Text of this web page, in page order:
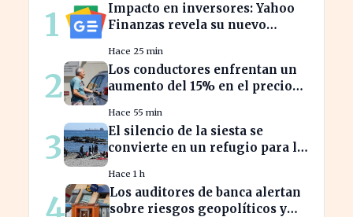
1
Impacto en inversores: Yahoo
Finanzas revela su nuevo
acciones
Hace 25 min
2
Los conductores enfrentan un
aumento del 15% en el precio
Hace 55 min
3
El silencio de la siesta se
convierte en un refugio para la
Hace 1 h
Los auditores de banca alertan
sobre riesgos geopolíticos y